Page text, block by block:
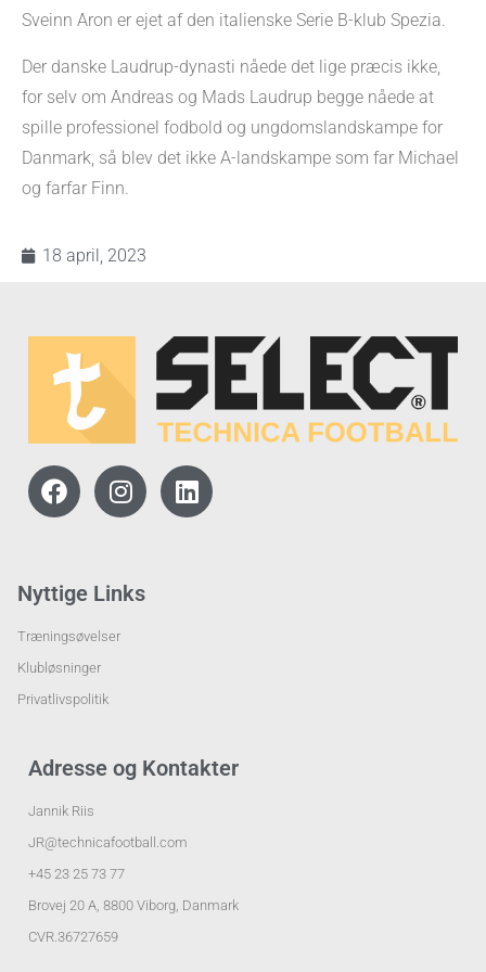
Sveinn Aron er ejet af den italienske Serie B-klub Spezia.
Der danske Laudrup-dynasti nåede det lige præcis ikke,
for selv om Andreas og Mads Laudrup begge nåede at
spille professionel fodbold og ungdomslandskampe for
Danmark, så blev det ikke A-landskampe som far Michael
og farfar Finn.
18 april, 2023
Nyttige Links
Træningsøvelser
Klubløsninger
Privatlivspolitik
Adresse og Kontakter
Jannik Riis
JR@technicafootball.com
+45 23 25 73 77
Brovej 20 A, 8800 Viborg, Danmark
CVR.36727659